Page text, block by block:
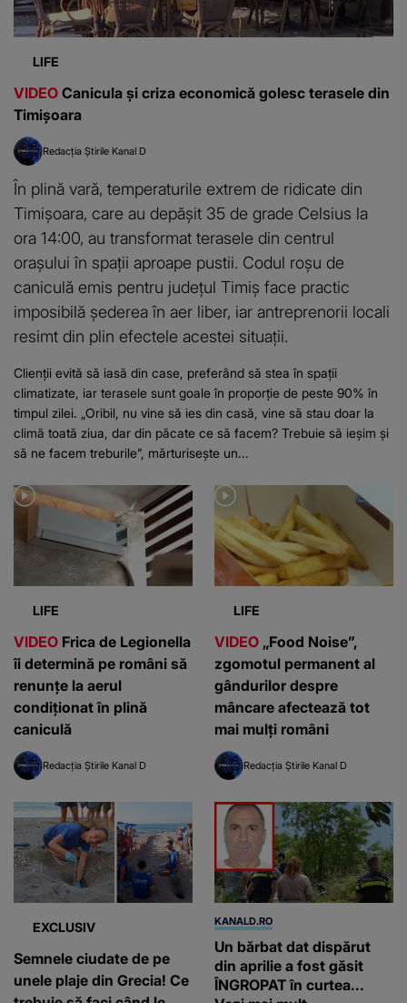
LIFE
VIDEO Canicula și criza economică golesc terasele din
Timișoara
Redacția Știrile Kanal D
În plină vară, temperaturile extrem de ridicate din
Timișoara, care au depășit 35 de grade Celsius la
ora 14:00, au transformat terasele din centrul
orașului în spații aproape pustii. Codul roșu de
caniculă emis pentru județul Timiș face practic
imposibilă șederea în aer liber, iar antreprenorii locali
resimt din plin efectele acestei situații.
Clienții evită să iasă din case, preferând să stea în spații
climatizate, iar terasele sunt goale în proporție de peste 90% în
timpul zilei. „Oribil, nu vine să ies din casă, vine să stau doar la
climă toată ziua, dar din păcate ce să facem? Trebuie să ieșim și
să ne facem treburile”, mărturisește un...
LIFE
VIDEO Frica de Legionella
îi determină pe români să
renunțe la aerul
condiționat în plină
caniculă
Redacția Știrile Kanal D
LIFE
VIDEO „Food Noise”,
zgomotul permanent al
gândurilor despre
mâncare afectează tot
mai mulți români
Redacția Știrile Kanal D
EXCLUSIV
Semnele ciudate de pe
unele plaje din Grecia! Ce
KANALD.RO
Un bărbat dat dispărut
din aprilie a fost găsit
ÎNGROPAT în curtea...